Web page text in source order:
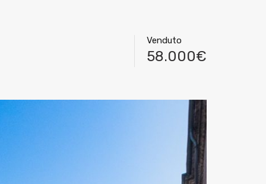
Venduto
58.000€